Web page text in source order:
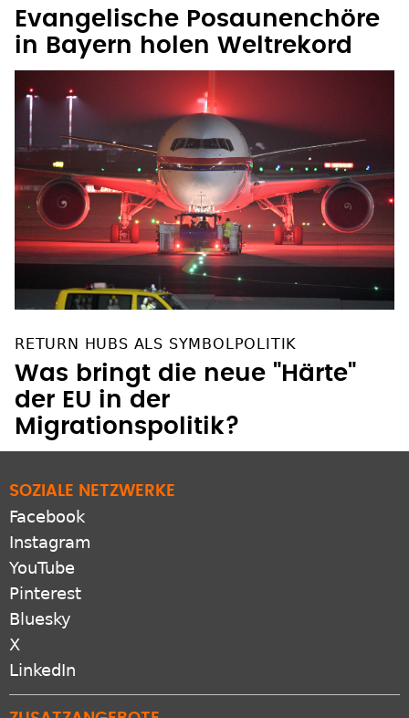
Evangelische Posaunenchöre
in Bayern holen Weltrekord
RETURN HUBS ALS SYMBOLPOLITIK
Was bringt die neue "Härte"
der EU in der
Migrationspolitik?
SOZIALE NETZWERKE
Facebook
Instagram
YouTube
Pinterest
Bluesky
X
LinkedIn